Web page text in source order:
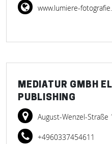
www.lumiere-
MEDIATUR GMBH
PUBLISHING
August-Wenzel-Straße
+4960337454611